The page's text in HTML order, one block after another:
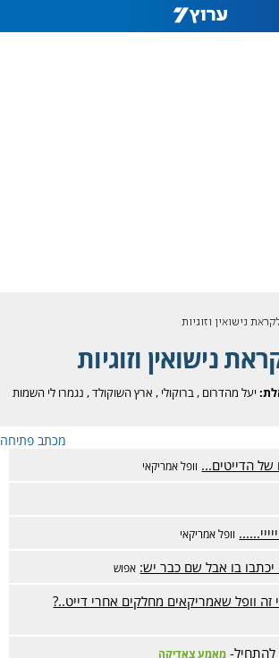
נישואין וזוגיות
נישואין וזוגיות
יעל מהדרום ,ברוקולי , ארץ השוקולד, נגמרו לי השמות
מכתב פתיחה
הדייטים... וופל אמריקאי
וופל אמריקאי
בו אבל שם כבר יש: אפוש
זה וופל שאמריקאים מחלקים אחרי דייט..?
להתחיל- מאמע צאדיקה